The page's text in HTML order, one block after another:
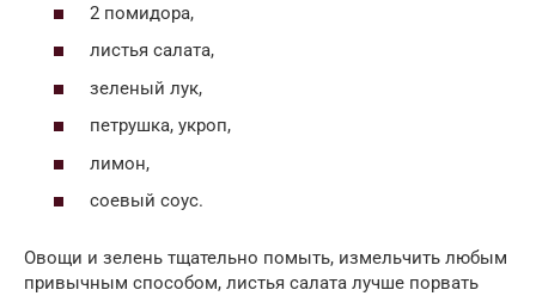
2 помидора,
листья салата,
зеленый лук,
петрушка, укроп,
лимон,
соевый соус.
Овощи и зелень тщательно помыть, измельчить любым
привычным способом, листья салата лучше порвать